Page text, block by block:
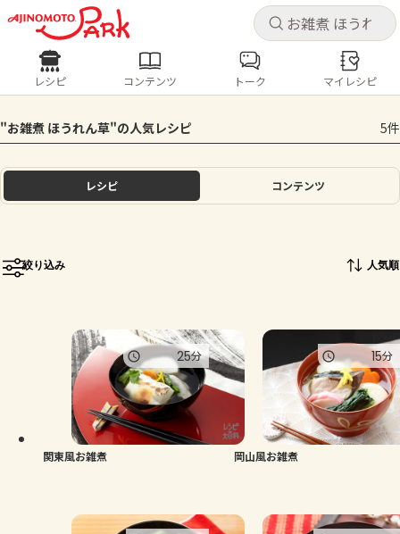
キャ
ログインするとレシピを保存できます
ログイン
ホーム
トーク
よくあるお問い合わせ
お買い物
キャ
レシピ コンテンツ
人気の食材・レシピ
きゅうり なす トマト とうもろこし
ピーマン
レシピ コンテンツ トーク マイレシピ
"お雑煮 ほうれん草"の人気レシピ 5件
レシピ コンテンツ
絞り込み 人気順
関東風お雑煮
25分
岡山風お雑煮
15分